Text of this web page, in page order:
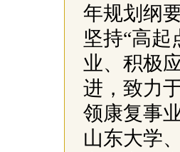
年规划纲
坚持“高
业、积极
进，致力
领康复事
山东大学